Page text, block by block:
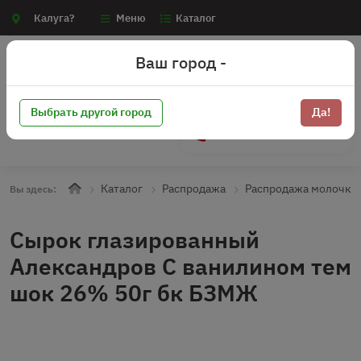
Калуга? Меню Каталог
Вы здесь: Каталог Распродажа Распродажа молочка
Сырок глазированный
Александров С ванилином тем
шок 26% 50г бк БЗМЖ
Ваш город -
Выбрать другой город Да!